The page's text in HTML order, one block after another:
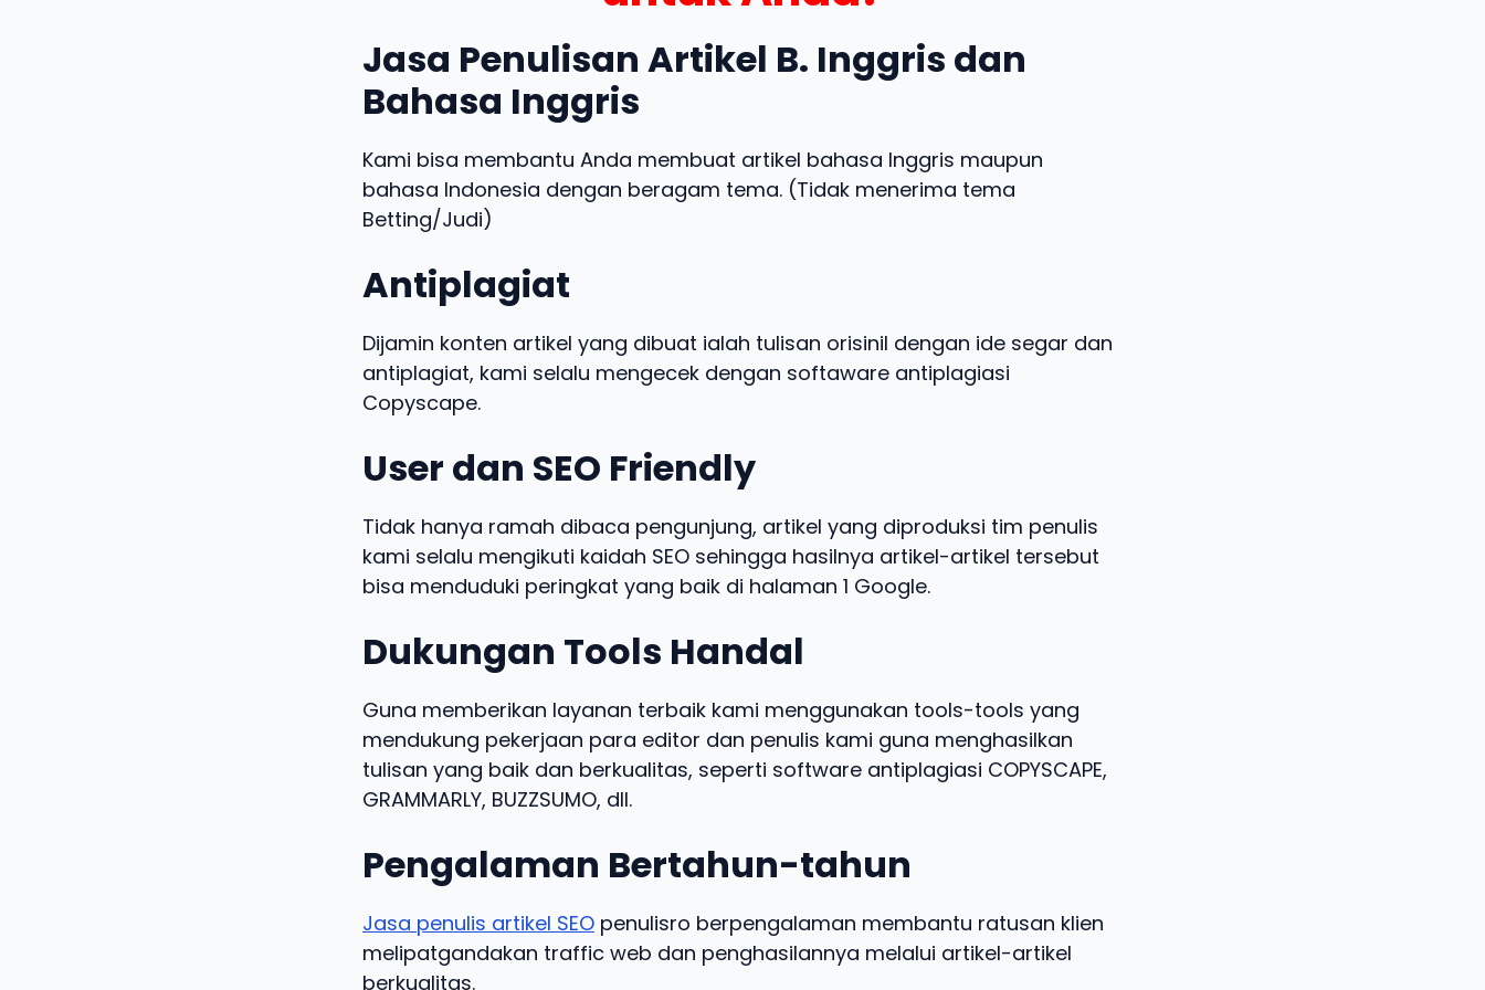
Jasa Penulisan Artikel B. Inggris dan
Bahasa Inggris
Kami bisa membantu Anda membuat artikel bahasa Inggris maupun
bahasa Indonesia dengan beragam tema. (Tidak menerima tema
Betting/Judi)
Antiplagiat
Dijamin konten artikel yang dibuat ialah tulisan orisinil dengan ide segar dan
antiplagiat, kami selalu mengecek dengan softaware antiplagiasi
Copyscape.
User dan SEO Friendly
Tidak hanya ramah dibaca pengunjung, artikel yang diproduksi tim penulis
kami selalu mengikuti kaidah SEO sehingga hasilnya artikel-artikel tersebut
bisa menduduki peringkat yang baik di halaman 1 Google.
Dukungan Tools Handal
Guna memberikan layanan terbaik kami menggunakan tools-tools yang
mendukung pekerjaan para editor dan penulis kami guna menghasilkan
tulisan yang baik dan berkualitas, seperti software antiplagiasi COPYSCAPE,
GRAMMARLY, BUZZSUMO, dll.
Pengalaman Bertahun-tahun
Jasa penulis artikel SEO penulisro berpengalaman membantu ratusan klien
melipatgandakan traffic web dan penghasilannya melalui artikel-artikel
berkualitas.